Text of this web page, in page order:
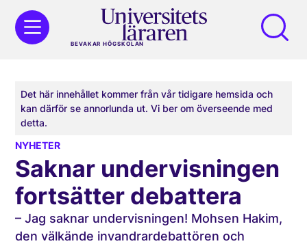
BEVAKAR HÖGSKOLAN
Det här innehållet kommer från vår tidigare hemsida och
kan därför se annorlunda ut. Vi ber om överseende med
detta.
NYHETER
Saknar undervisningen
fortsätter debattera
– Jag saknar undervisningen! Mohsen Hakim,
den välkände invandrardebattören och